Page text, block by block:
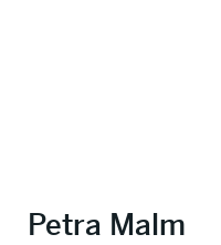
Petra Malm